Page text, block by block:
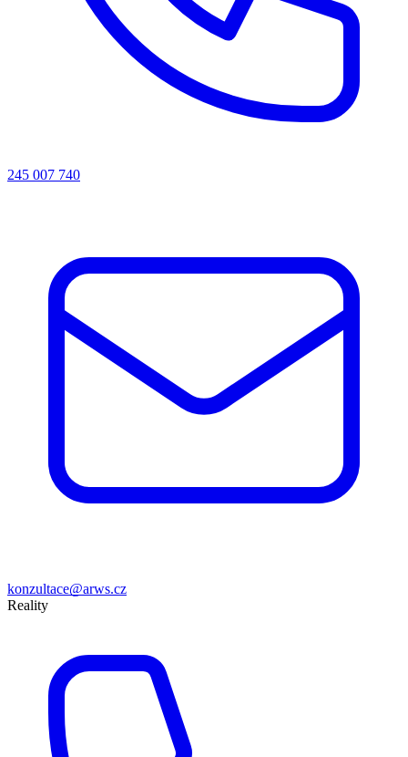
245 007 740
konzultace@arws.cz
Reality